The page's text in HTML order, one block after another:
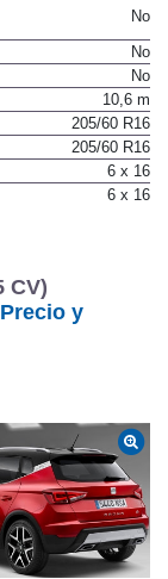
No
No
No
10,6 m
205/60 R16
205/60 R16
6 x 16
6 x 16
CV)
Precio y